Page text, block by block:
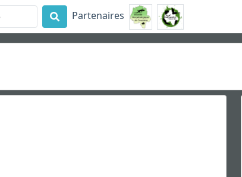
Partenaires